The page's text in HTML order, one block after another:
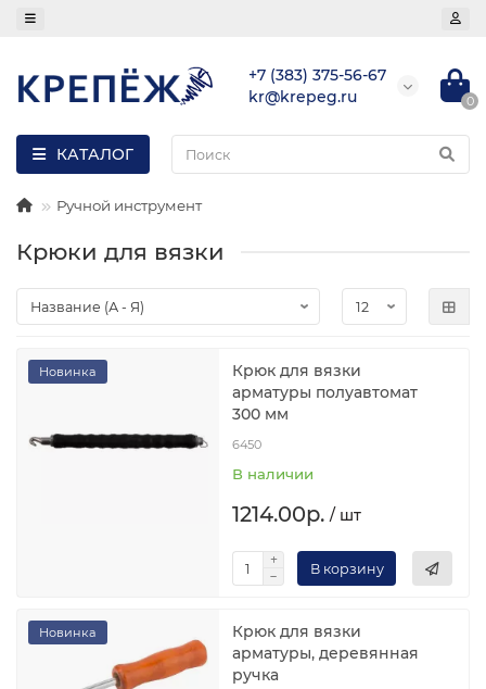
+7 (383) 375-56-67
kr@krepeg.ru
0
КАТАЛОГ
Ручной инструмент
Крюки для вязки
Новинка
Крюк для вязки
арматуры полуавтомат
300 мм
6450
В наличии
1214.00р. / шт
В корзину
Новинка
Крюк для вязки
арматуры, деревянная
ручка